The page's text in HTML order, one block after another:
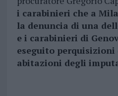
i carabinieri che a
la denuncia di una
e i carabinieri di
eseguito perquisizioni
abitazioni degli